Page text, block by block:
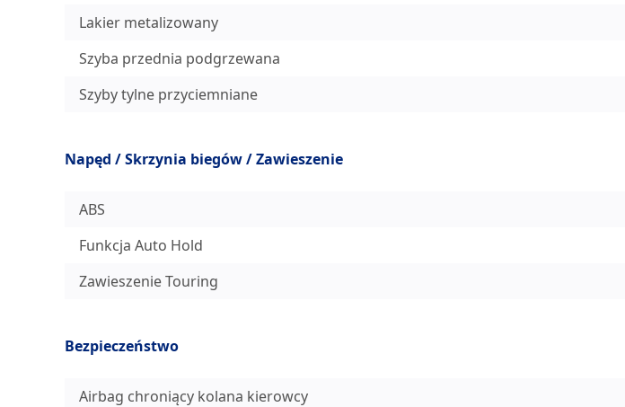
Lakier metalizowany
Szyba przednia podgrzewana
Szyby tylne przyciemniane
Napęd / Skrzynia biegów / Zawieszenie
ABS
Funkcja Auto Hold
Zawieszenie Touring
Bezpieczeństwo
Airbag chroniący kolana kierowcy